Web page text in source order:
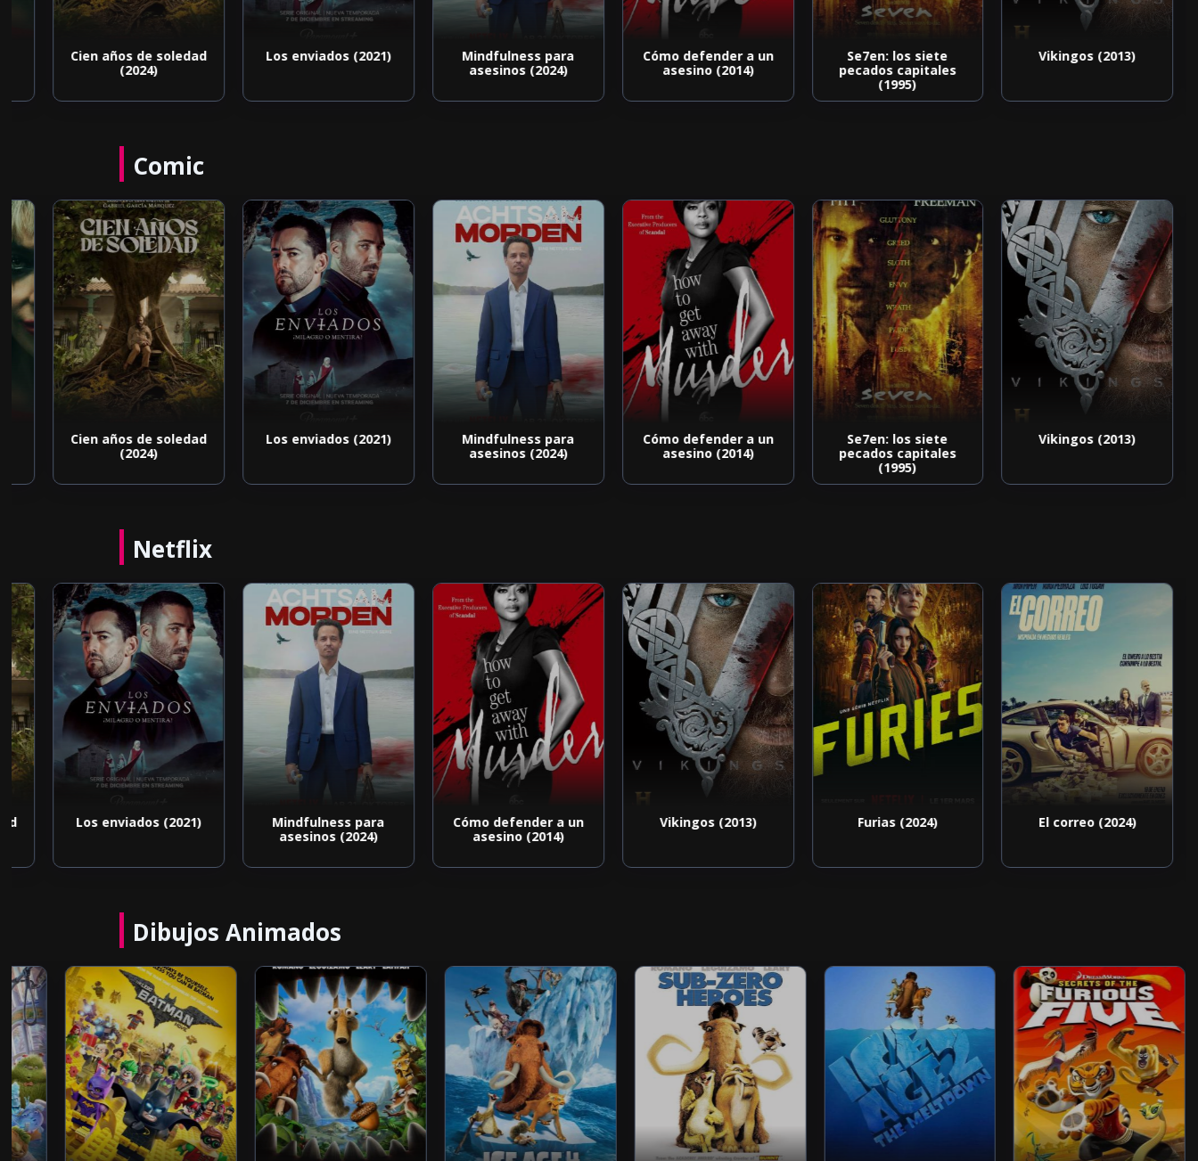
Cien años de soledad
(2024)
Los enviados (2021)
Mindfulness para
asesinos (2024)
Cómo defender a un
asesino (2014)
Se7en: los siete
pecados capitales
(1995)
Vikingos (2013)
Comic
Cien años de soledad
(2024)
Los enviados (2021)
Mindfulness para
asesinos (2024)
Cómo defender a un
asesino (2014)
Se7en: los siete
pecados capitales
(1995)
Vikingos (2013)
Netflix
Los enviados (2021)
Mindfulness para
asesinos (2024)
Cómo defender a un
asesino (2014)
Vikingos (2013) Furias (2024) El correo (2024)
Dibujos Animados